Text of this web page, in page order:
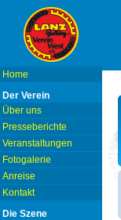
Home
Der Verein
Über uns
Presseberichte
Veranstaltungen
Fotogalerie
Anreise
Kontakt
Die Szene